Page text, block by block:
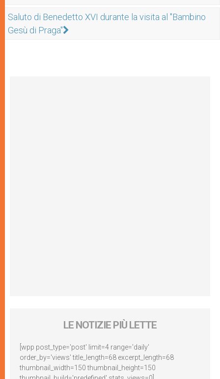
Saluto di Benedetto XVI durante la visita al "Bambino
Gesù di Praga"
LE NOTIZIE PIÙ LETTE
[wpp post_type='post' limit=4 range='daily'
order_by='views' title_length=68 excerpt_length=68
thumbnail_width=150 thumbnail_height=150